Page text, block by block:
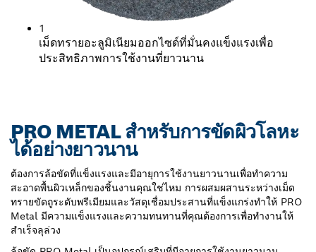
1
เม็ดทรายอะลูมิเนียมออกไซด์ที่มั่นคงแข็งแรงเพื่อ
ประสิทธิภาพการใช้งานที่ยาวนาน
PRO METAL สำหรับการขัดผิวโลหะ
ได้อย่างยาวนาน
ต้องการล้อขัดที่แข็งแรงและมีอายุการใช้งานยาวนานเพื่อทำความ
สะอาดพื้นผิวเหล็กของชิ้นงานคุณใช่ไหม การผสมผสานระหว่างเม็ด
ทรายขัดถูระดับพรีเมียมและวัสดุเชื่อมประสานที่แข็งแกร่งทำให้ PRO
Metal มีความแข็งแรงและความทนทานที่คุณต้องการเพื่อทำงานให้
สำเร็จลุล่วง